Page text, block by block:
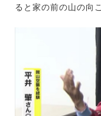
ると家の前の山の向